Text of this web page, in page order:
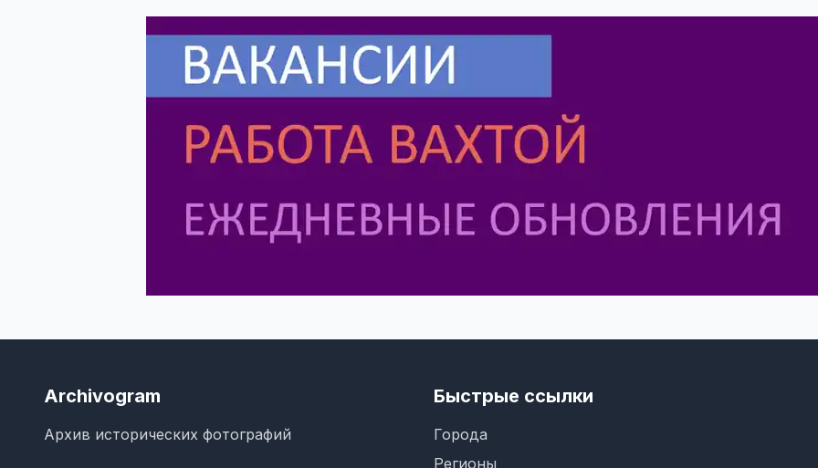
Archivogram
Архив исторических фотографий
Быстрые ссылки
Города
Регионы